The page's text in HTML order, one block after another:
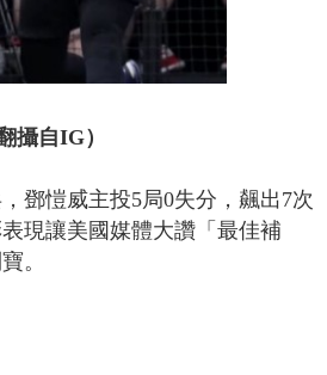
攝自IG）
鄧愷威主投5局0失分，飆出7次
現讓美國媒體大讚「最佳補
。